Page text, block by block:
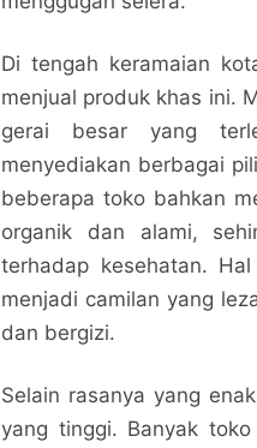
Di tengah keramaian
menjual produk khas ini.
gerai besar yang
menyediakan berbagai
beberapa toko bahkan
organik dan alami,
terhadap kesehatan.
menjadi camilan yang
dan bergizi.
Selain rasanya yang
yang tinggi. Banyak